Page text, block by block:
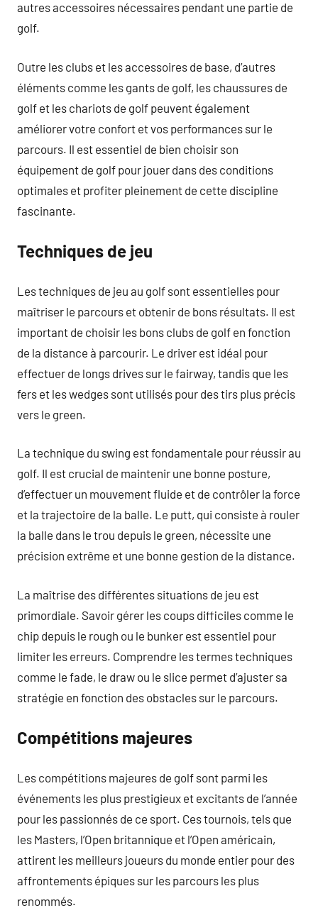
autres accessoires nécessaires pendant une partie de
golf.
Outre les clubs et les accessoires de base, d’autres
éléments comme les gants de golf, les chaussures de
golf et les chariots de golf peuvent également
améliorer votre confort et vos performances sur le
parcours. Il est essentiel de bien choisir son
équipement de golf pour jouer dans des conditions
optimales et profiter pleinement de cette discipline
fascinante.
Techniques de jeu
Les techniques de jeu au golf sont essentielles pour
maîtriser le parcours et obtenir de bons résultats. Il est
important de choisir les bons clubs de golf en fonction
de la distance à parcourir. Le driver est idéal pour
effectuer de longs drives sur le fairway, tandis que les
fers et les wedges sont utilisés pour des tirs plus précis
vers le green.
La technique du swing est fondamentale pour réussir au
golf. Il est crucial de maintenir une bonne posture,
d’effectuer un mouvement fluide et de contrôler la force
et la trajectoire de la balle. Le putt, qui consiste à rouler
la balle dans le trou depuis le green, nécessite une
précision extrême et une bonne gestion de la distance.
La maîtrise des différentes situations de jeu est
primordiale. Savoir gérer les coups difficiles comme le
chip depuis le rough ou le bunker est essentiel pour
limiter les erreurs. Comprendre les termes techniques
comme le fade, le draw ou le slice permet d’ajuster sa
stratégie en fonction des obstacles sur le parcours.
Compétitions majeures
Les compétitions majeures de golf sont parmi les
événements les plus prestigieux et excitants de l’année
pour les passionnés de ce sport. Ces tournois, tels que
les Masters, l’Open britannique et l’Open américain,
attirent les meilleurs joueurs du monde entier pour des
affrontements épiques sur les parcours les plus
renommés.